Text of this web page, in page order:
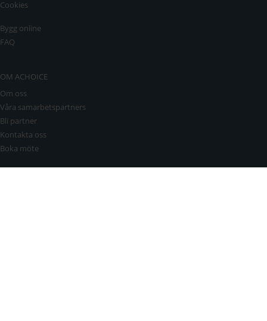
Cookies
Bygg online
FAQ
OM ACHOICE
Om oss
Våra samarbetspartners
Bli partner
Kontakta oss
Boka möte